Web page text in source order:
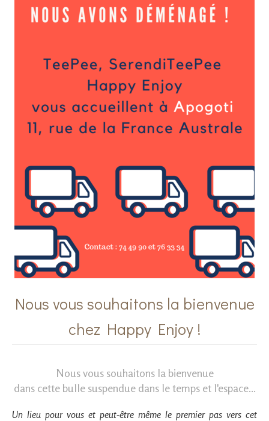
Nous vous souhaitons la bienvenue
chez Happy Enjoy !
Nous vous souhaitons la bienvenue
dans cette bulle suspendue dans le temps et l'espace...
Un lieu pour vous et peut-être même le premier pas vers cet